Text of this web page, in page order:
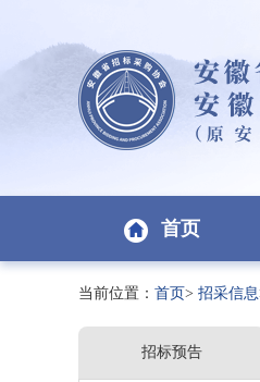
首页
当前位置： 首页> 招采信息
招标预告